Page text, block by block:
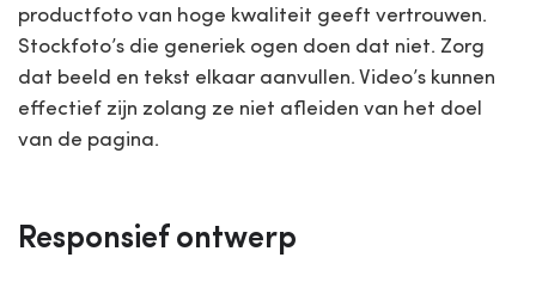
productfoto van hoge kwaliteit geeft vertrouwen.
Stockfoto’s die generiek ogen doen dat niet. Zorg
dat beeld en tekst elkaar aanvullen. Video’s kunnen
effectief zijn zolang ze niet afleiden van het doel
van de pagina.
Responsief ontwerp